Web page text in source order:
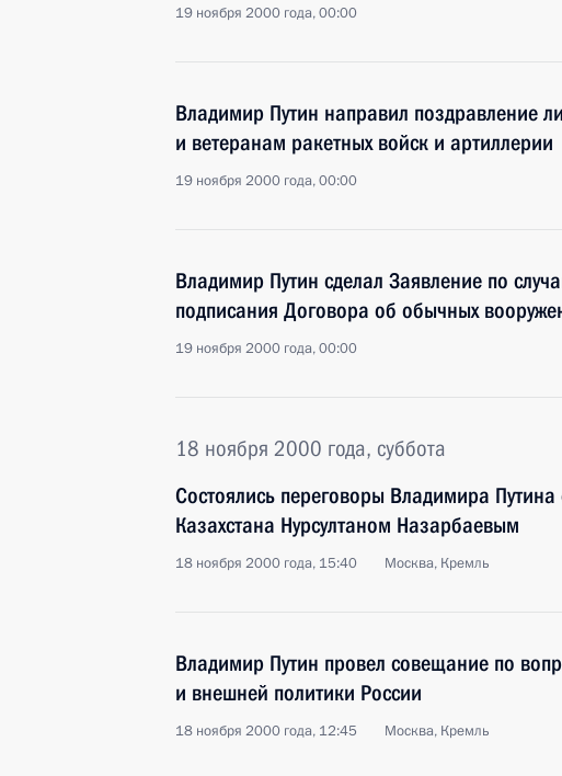
19 ноября 2000 года, 00:00
Владимир Путин направил поздравление
и ветеранам ракетных войск и артиллерии
19 ноября 2000 года, 00:00
Владимир Путин сделал Заявление по
подписания Договора об обычных
19 ноября 2000 года, 00:00
18 ноября 2000 года, суббота
Состоялись переговоры Владимира
Казахстана Нурсултаном Назарбаевым
18 ноября 2000 года, 15:40 Москва, Кремль
Владимир Путин провел совещание по
и внешней политики России
18 ноября 2000 года, 12:45 Москва, Кремль